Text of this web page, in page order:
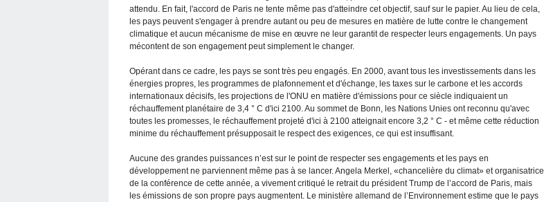
attendu. En fait, l'accord de Paris ne tente même pas d'atteindre cet objectif, sauf sur le papier. Au lieu de cela,
les pays peuvent s'engager à prendre autant ou peu de mesures en matière de lutte contre le changement
climatique et aucun mécanisme de mise en œuvre ne leur garantit de respecter leurs engagements. Un pays
mécontent de son engagement peut simplement le changer.
Opérant dans ce cadre, les pays se sont très peu engagés. En 2000, avant tous les investissements dans les
énergies propres, les programmes de plafonnement et d'échange, les taxes sur le carbone et les accords
internationaux décisifs, les projections de l'ONU en matière d'émissions pour ce siècle indiquaient un
réchauffement planétaire de 3,4 ° C d'ici 2100. Au sommet de Bonn, les Nations Unies ont reconnu qu'avec
toutes les promesses, le réchauffement projeté d'ici à 2100 atteignait encore 3,2 ° C - et même cette réduction
minime du réchauffement présupposait le respect des exigences, ce qui est insuffisant.
Aucune des grandes puissances n’est sur le point de respecter ses engagements et les pays en
développement ne parviennent même pas à se lancer. Angela Merkel, «chancelière du climat» et organisatrice
de la conférence de cette année, a vivement critiqué le retrait du président Trump de l’accord de Paris, mais
les émissions de son propre pays augmentent. Le ministère allemand de l’Environnement estime que le pays